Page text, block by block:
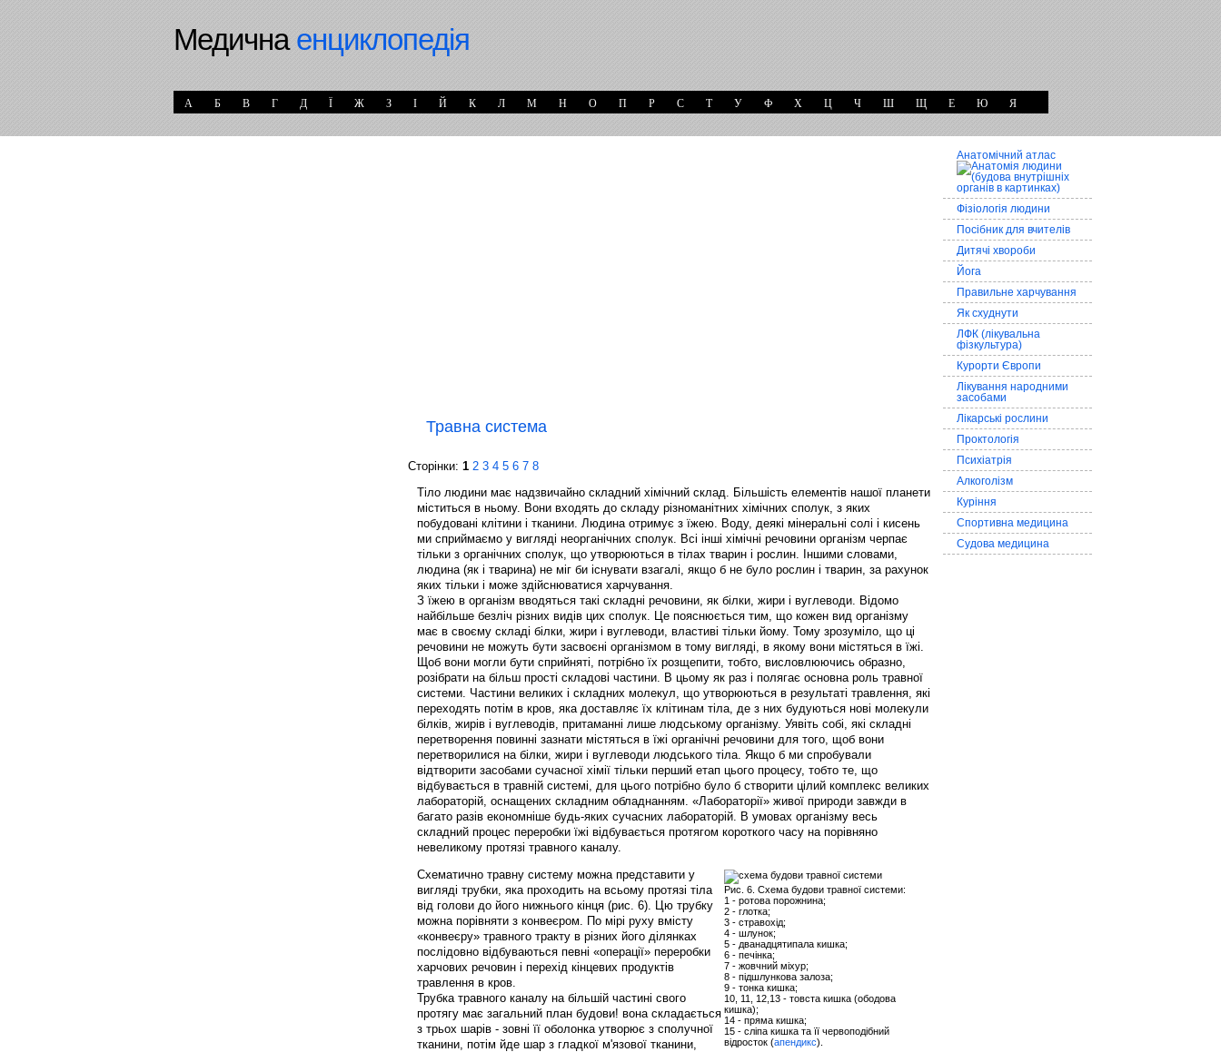
Медичнаенциклопедія
А Б В Г Д Ї Ж З І Й К Л М Н О П Р С Т У Ф Х Ц Ч Ш Щ Е Ю Я
Травна система
Сторінки: 1 2 3 4 5 6 7 8
Тіло людини має надзвичайно складний хімічний склад. Більшість елементів нашої планети
міститься в ньому. Вони входять до складу різноманітних хімічних сполук, з яких
побудовані клітини і тканини. Людина отримує з їжею. Воду, деякі мінеральні солі і кисень
ми сприймаємо у вигляді неорганічних сполук. Всі інші хімічні речовини організм черпає
тільки з органічних сполук, що утворюються в тілах тварин і рослин. Іншими словами,
людина (як і тварина) не міг би існувати взагалі, якщо б не було рослин і тварин, за рахунок
яких тільки і може здійснюватися харчування.
З їжею в організм вводяться такі складні речовини, як білки, жири і вуглеводи. Відомо
найбільше безліч різних видів цих сполук. Це пояснюється тим, що кожен вид організму
має в своєму складі білки, жири і вуглеводи, властиві тільки йому. Тому зрозуміло, що ці
речовини не можуть бути засвоєні організмом в тому вигляді, в якому вони містяться в їжі.
Щоб вони могли бути сприйняті, потрібно їх розщепити, тобто, висловлюючись образно,
розібрати на більш прості складові частини. В цьому як раз і полягає основна роль травної
системи. Частини великих і складних молекул, що утворюються в результаті травлення, які
переходять потім в кров, яка доставляє їх клітинам тіла, де з них будуються нові молекули
білків, жирів і вуглеводів, притаманні лише людському організму. Уявіть собі, які складні
перетворення повинні зазнати містяться в їжі органічні речовини для того, щоб вони
перетворилися на білки, жири і вуглеводи людського тіла. Якщо б ми спробували
відтворити засобами сучасної хімії тільки перший етап цього процесу, тобто те, що
відбувається в травній системі, для цього потрібно було б створити цілий комплекс великих
лабораторій, оснащених складним обладнанням. «Лабораторії» живої природи завжди в
багато разів економніше будь-яких сучасних лабораторій. В умовах організму весь
складний процес переробки їжі відбувається протягом короткого часу на порівняно
невеликому протязі травного каналу.
Рис. 6. Схема будови травної системи:
1 - ротова порожнина;
2 - глотка;
3 - стравохід;
4 - шлунок;
5 - дванадцятипала кишка;
6 - печінка;
7 - жовчний міхур;
8 - підшлункова залоза;
9 - тонка кишка;
10, 11, 12,13 - товста кишка (ободова
кишка);
14 - пряма кишка;
15 - сліпа кишка та її червоподібний
відросток (апендикс).
Схематично травну систему можна представити у
вигляді трубки, яка проходить на всьому протязі тіла
від голови до його нижнього кінця (рис. 6). Цю трубку
можна порівняти з конвеєром. По мірі руху вмісту
«конвеєру» травного тракту в різних його ділянках
послідовно відбуваються певні «операції» переробки
харчових речовин і перехід кінцевих продуктів
травлення в кров.
Трубка травного каналу на більшій частині свого
протягу має загальний план будови! вона складається
з трьох шарів - зовні її оболонка утворює з сполучної
тканини, потім йде шар з гладкої м'язової тканини,
Анатомічний атлас
Фізіологія людини
Посібник для вчителів
Дитячі хвороби
Йога
Правильне харчування
Як схуднути
ЛФК (лікувальна
фізкультура)
Курорти Європи
Лікування народними
засобами
Лікарські рослини
Проктологія
Психіатрія
Алкоголізм
Куріння
Спортивна медицина
Судова медицина